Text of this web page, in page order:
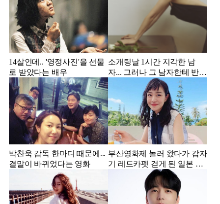
14살인데.. '영정사진'을 선물
로 받았다는 배우
소개팅날 1시간 지각한 남
자... 그러나 그 남자한테 반해
서 결혼한 미스코리아
박찬욱 감독 한마디 때문에...
결말이 바뀌었다는 영화
부산영화제 놀러 왔다가 갑자
기 레드카펫 걷게 된 일본 여